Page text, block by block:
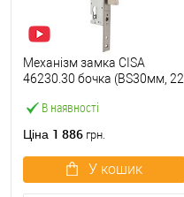
В наявності
Механізм замка CISA
46230.30 бочка (BS30мм, 22
Ціна 1 886 грн.
У кошик